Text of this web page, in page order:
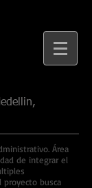
Área
de integrar el
proyecto busca